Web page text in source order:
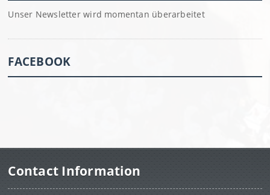
Unser Newsletter wird momentan überarbeitet
FACEBOOK
Contact Information